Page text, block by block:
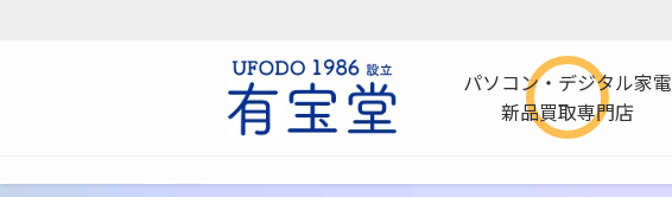
パソコン・デジタル家電
新品買取専門店